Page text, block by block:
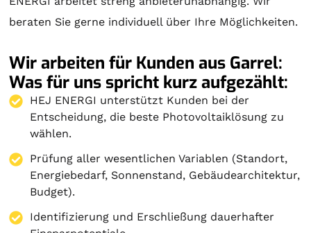
beraten Sie gerne individuell über Ihre Möglichkeiten.
Wir arbeiten für Kunden aus Garrel:
Was für uns spricht kurz aufgezählt:
HEJ ENERGI unterstützt Kunden bei der
Entscheidung, die beste Photovoltaiklösung zu
wählen.
Prüfung aller wesentlichen Variablen (Standort,
Energiebedarf, Sonnenstand, Gebäudearchitektur,
Budget).
Identifizierung und Erschließung dauerhafter